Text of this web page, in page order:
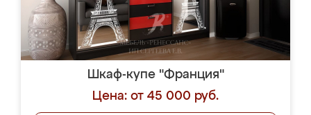
Шкаф-купе "Франция"
Цена: от 45 000 руб.